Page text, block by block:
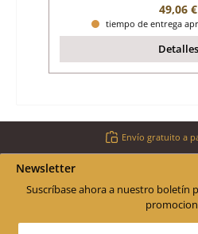
Precio
49,06 €
tiempo de entrega
Detalles
Envío gratuito a
Newsletter
Suscríbase ahora a nuestro boletín